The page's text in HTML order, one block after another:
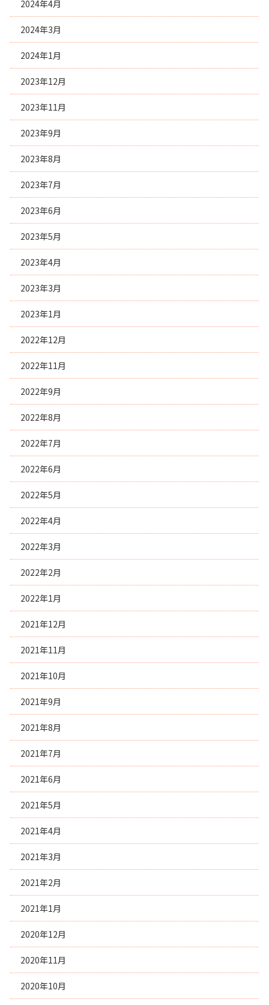
2024年4月
2024年3月
2024年1月
2023年12月
2023年11月
2023年9月
2023年8月
2023年7月
2023年6月
2023年5月
2023年4月
2023年3月
2023年1月
2022年12月
2022年11月
2022年9月
2022年8月
2022年7月
2022年6月
2022年5月
2022年4月
2022年3月
2022年2月
2022年1月
2021年12月
2021年11月
2021年10月
2021年9月
2021年8月
2021年7月
2021年6月
2021年5月
2021年4月
2021年3月
2021年2月
2021年1月
2020年12月
2020年11月
2020年10月